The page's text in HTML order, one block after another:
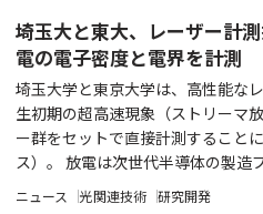
埼玉大と東大、レーザー計
電の電子密度と電界を計測
埼玉大学と東京大学は、高性能な
生初期の超高速現象（ストリーマ
ー群をセットで直接計測すること
ス）。 放電は次世代半導体の製造
ニュース 光関連技術 研究開発